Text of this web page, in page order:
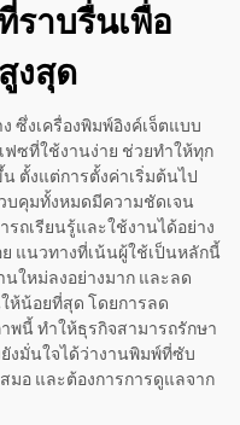
ราบรื่นเพื่อ
งสุด
ซึ่งเครื่องพิมพ์อิงค์เจ็ตแบบ
ฟซที่ใช้งานง่าย ช่วยทำให้ทุก
ตั้งแต่การตั้งค่าเริ่มต้นไป
บคุมทั้งหมดมีความชัดเจน
รถเรียนรู้และใช้งานได้อย่าง
แนวทางที่เน้นผู้ใช้เป็นหลักนี้
ใหม่ลงอย่างมาก และลด
ห้น้อยที่สุด โดยการลด
พนี้ ทำให้ธุรกิจสามารถรักษา
งมั่นใจได้ว่างานพิมพ์ที่ซับ
มอ และต้องการการดูแลจาก